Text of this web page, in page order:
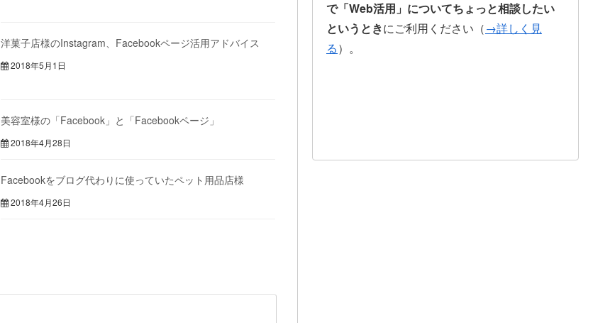
洋菓子店様のInstagram、Facebookページ活用アドバイス
2018年5月1日
美容室様の「Facebook」と「Facebookページ」
2018年4月28日
Facebookをブログ代わりに使っていたペット用品店様
2018年4月26日
で「Web活用」についてちょっと相談したい
というときにご利用ください（→詳しく見
る）。